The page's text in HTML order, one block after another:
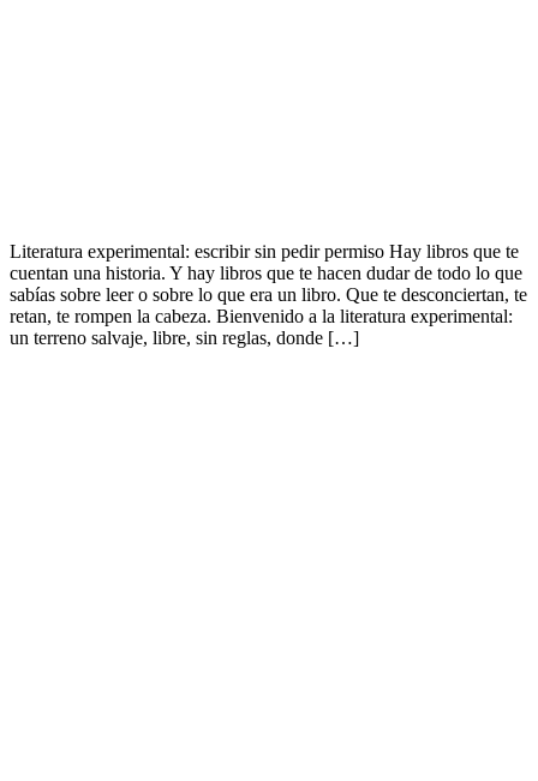
Literatura experimental: escribir sin pedir permiso Hay libros que te
cuentan una historia. Y hay libros que te hacen dudar de todo lo que
sabías sobre leer o sobre lo que era un libro. Que te desconciertan, te
retan, te rompen la cabeza. Bienvenido a la literatura experimental:
un terreno salvaje, libre, sin reglas, donde […]